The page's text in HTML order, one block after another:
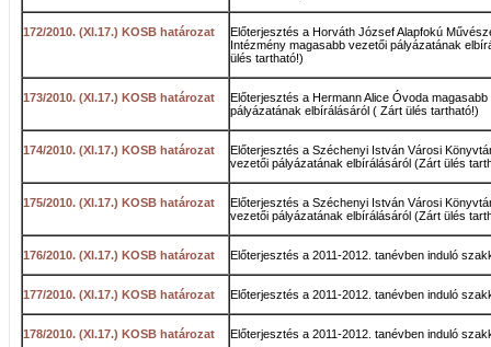
172/2010. (XI.17.) KOSB határozat
Előterjesztés a Horváth József Alapfokú
Intézmény magasabb vezetői pályázatának
ülés tartható!)
173/2010. (XI.17.) KOSB határozat
Előterjesztés a Hermann Alice Óvoda magasabb
pályázatának elbírálásáról ( Zárt ülés tartható!)
174/2010. (XI.17.) KOSB határozat
Előterjesztés a Széchenyi István Városi
vezetői pályázatának elbírálásáról (Zárt ülés
175/2010. (XI.17.) KOSB határozat
Előterjesztés a Széchenyi István Városi
vezetői pályázatának elbírálásáról (Zárt ülés
176/2010. (XI.17.) KOSB határozat Előterjesztés a 2011-2012. tanévben induló
177/2010. (XI.17.) KOSB határozat Előterjesztés a 2011-2012. tanévben induló
178/2010. (XI.17.) KOSB határozat Előterjesztés a 2011-2012. tanévben induló